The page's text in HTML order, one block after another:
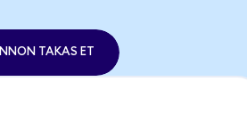
TAKAS ET